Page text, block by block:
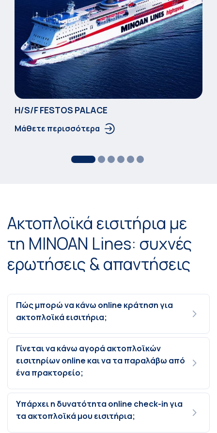
Η/S/F FESTOS PALACΕ
Μάθετε περισσότερα
Ακτοπλοϊκά εισιτήρια με
τη MINOAN Lines: συχνές
ερωτήσεις & απαντήσεις
Πώς μπορώ να κάνω online κράτηση για
ακτοπλοϊκά εισιτήρια;
Γίνεται να κάνω αγορά ακτοπλοϊκών
εισιτηρίων online και να τα παραλάβω από
ένα πρακτορείο;
Υπάρχει η δυνατότητα online check-in για
τα ακτοπλοϊκά μου εισιτήρια;